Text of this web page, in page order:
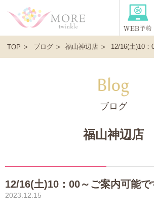
TOP ブログ 福山神辺店 12/16(土)10：
ブログ
福山神辺店
12/16(土)10：00～ご案内可能で
2023.12.15